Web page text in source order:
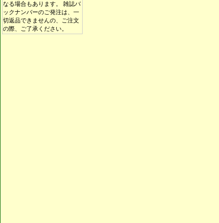
なる場合もあります。 雑誌バ
ックナンバーのご発注は、一
切返品できませんの、ご注文
の際、ご了承ください。